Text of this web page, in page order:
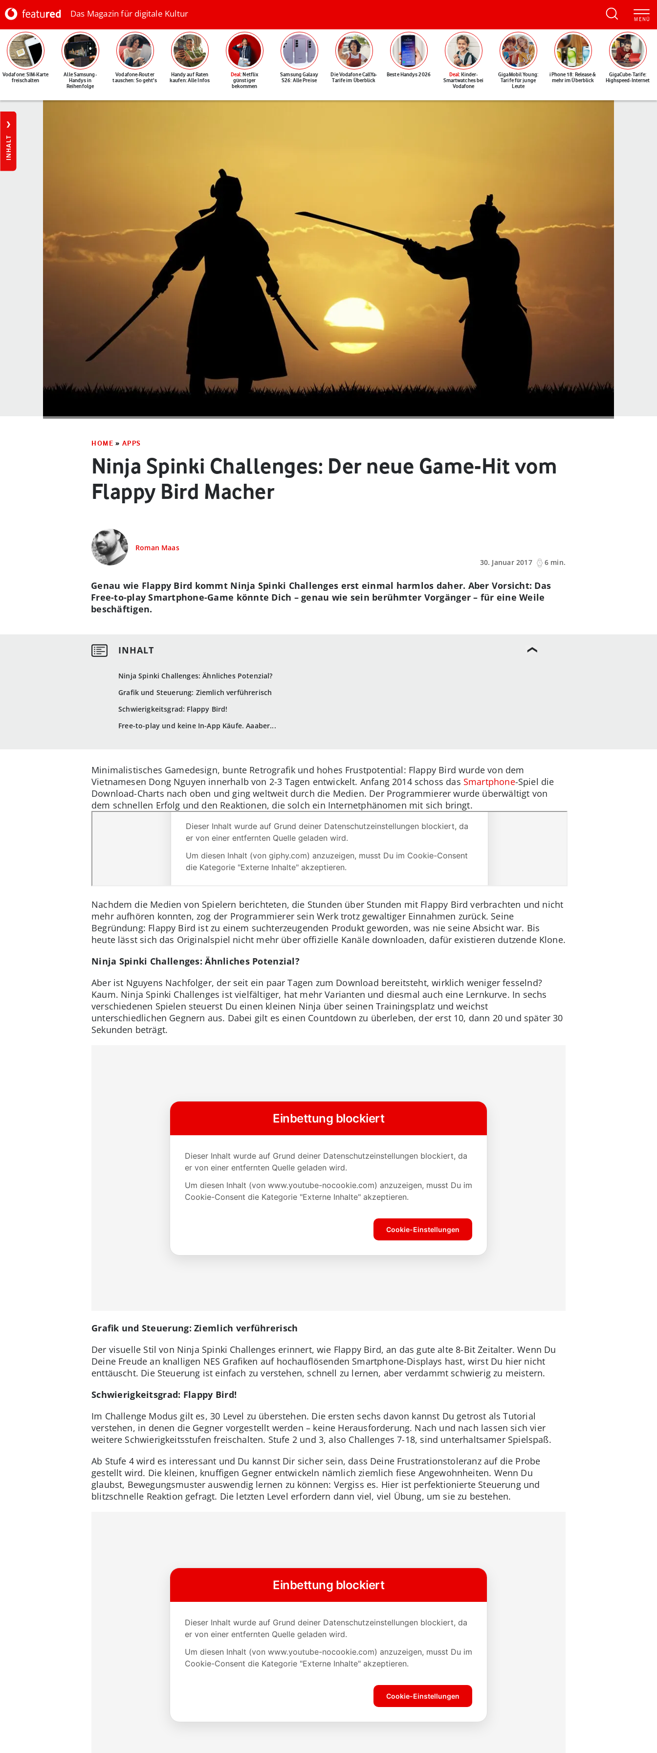
Das Magazin für digitale Kultur
Vodafone: SIM-Karte
freischalten
Alle Samsung-
Handys in
Reihenfolge
Vodafone-Router
tauschen: So geht's
Handy auf Raten
kaufen: Alle Infos
Deal: Netflix
günstiger
bekommen
Samsung Galaxy
S26: Alle Preise
Die Vodafone CallYa-
Tarife im Überblick
Beste Handys 2026 Deal: Kinder-
Smartwatches bei
Vodafone
GigaMobil Young:
Tarife für junge
Leute
iPhone 18: Release &
mehr im Überblick
GigaCube-Tarife:
Highspeed-Internet
INHALT
HOME » APPS
Ninja Spinki Challenges: Der neue Game-Hit vom
Flappy Bird Macher
Roman Maas
30. Januar 2017
6 min.
Ninja Spinki Challenges: Ähnliches Potenzial?
Grafik und Steuerung: Ziemlich verführerisch
Schwierigkeitsgrad: Flappy Bird!
Free-to-play und keine In-App Käufe. Aaaber...
Genau wie Flappy Bird kommt Ninja Spinki Challenges erst einmal harmlos daher. Aber Vorsicht: Das
Free-to-play Smartphone-Game könnte Dich – genau wie sein berühmter Vorgänger – für eine Weile
beschäftigen.
Minimalistisches Gamedesign, bunte Retrografik und hohes Frustpotential: Flappy Bird wurde von dem
Vietnamesen Dong Nguyen innerhalb von 2-3 Tagen entwickelt. Anfang 2014 schoss das Smartphone-Spiel die
Download-Charts nach oben und ging weltweit durch die Medien. Der Programmierer wurde überwältigt von
dem schnellen Erfolg und den Reaktionen, die solch ein Internetphänomen mit sich bringt.
Nachdem die Medien von Spielern berichteten, die Stunden über Stunden mit Flappy Bird verbrachten und nicht
mehr aufhören konnten, zog der Programmierer sein Werk trotz gewaltiger Einnahmen zurück. Seine
Begründung: Flappy Bird ist zu einem suchterzeugenden Produkt geworden, was nie seine Absicht war. Bis
heute lässt sich das Originalspiel nicht mehr über offizielle Kanäle downloaden, dafür existieren dutzende Klone.
Ninja Spinki Challenges: Ähnliches Potenzial?
Aber ist Nguyens Nachfolger, der seit ein paar Tagen zum Download bereitsteht, wirklich weniger fesselnd?
Kaum. Ninja Spinki Challenges ist vielfältiger, hat mehr Varianten und diesmal auch eine Lernkurve. In sechs
verschiedenen Spielen steuerst Du einen kleinen Ninja über seinen Trainingsplatz und weichst
unterschiedlichen Gegnern aus. Dabei gilt es einen Countdown zu überleben, der erst 10, dann 20 und später 30
Sekunden beträgt.
Grafik und Steuerung: Ziemlich verführerisch
Der visuelle Stil von Ninja Spinki Challenges erinnert, wie Flappy Bird, an das gute alte 8-Bit Zeitalter. Wenn Du
Deine Freude an knalligen NES Grafiken auf hochauflösenden Smartphone-Displays hast, wirst Du hier nicht
enttäuscht. Die Steuerung ist einfach zu verstehen, schnell zu lernen, aber verdammt schwierig zu meistern.
Schwierigkeitsgrad: Flappy Bird!
Im Challenge Modus gilt es, 30 Level zu überstehen. Die ersten sechs davon kannst Du getrost als Tutorial
verstehen, in denen die Gegner vorgestellt werden – keine Herausforderung. Nach und nach lassen sich vier
weitere Schwierigkeitsstufen freischalten. Stufe 2 und 3, also Challenges 7-18, sind unterhaltsamer Spielspaß.
Ab Stufe 4 wird es interessant und Du kannst Dir sicher sein, dass Deine Frustrationstoleranz auf die Probe
gestellt wird. Die kleinen, knuffigen Gegner entwickeln nämlich ziemlich fiese Angewohnheiten. Wenn Du
glaubst, Bewegungsmuster auswendig lernen zu können: Vergiss es. Hier ist perfektionierte Steuerung und
blitzschnelle Reaktion gefragt. Die letzten Level erfordern dann viel, viel Übung, um sie zu bestehen.